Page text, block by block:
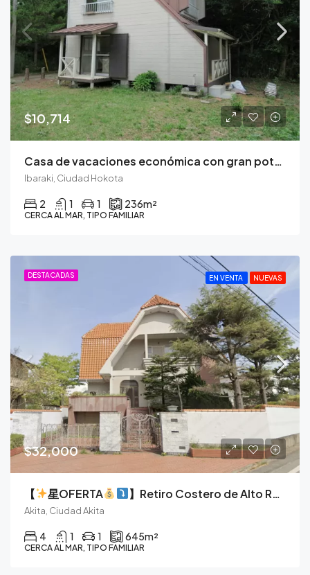
$10,714
Casa de vacaciones económica con gran potencial en la ciudad de Hokota
Ibaraki, Ciudad Hokota
2 1 1 236m²
CERCA AL MAR, TIPO FAMILIAR
DESTACADAS EN VENTA NUEVAS
$32,000
【 星OFERTA 】Retiro Costero de Alto Rendimiento: Un Lienzo en Blanco en Akita
Akita, Ciudad Akita
4 1 1 645m²
CERCA AL MAR, TIPO FAMILIAR